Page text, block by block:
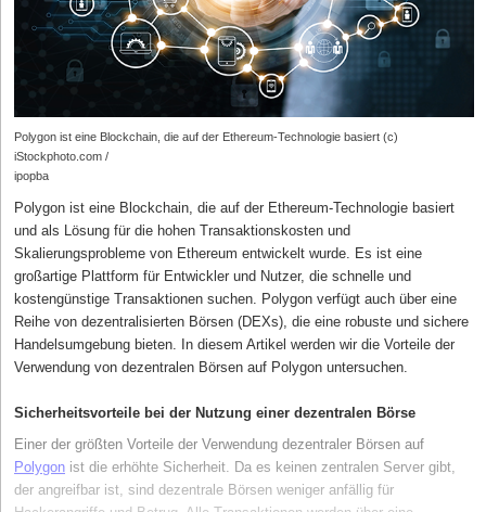
Polygon ist eine Blockchain, die auf der Ethereum-Technologie basiert (c)
iStockphoto.com /
ipopba
Polygon ist eine Blockchain, die auf der Ethereum-Technologie basiert
und als Lösung für die hohen Transaktionskosten und
Skalierungsprobleme von Ethereum entwickelt wurde. Es ist eine
großartige Plattform für Entwickler und Nutzer, die schnelle und
kostengünstige Transaktionen suchen. Polygon verfügt auch über eine
Reihe von dezentralisierten Börsen (DEXs), die eine robuste und sichere
Handelsumgebung bieten. In diesem Artikel werden wir die Vorteile der
Verwendung von dezentralen Börsen auf Polygon untersuchen.
Sicherheitsvorteile bei der Nutzung einer dezentralen Börse
Einer der größten Vorteile der Verwendung dezentraler Börsen auf
Polygon ist die erhöhte Sicherheit. Da es keinen zentralen Server gibt,
der angreifbar ist, sind dezentrale Börsen weniger anfällig für